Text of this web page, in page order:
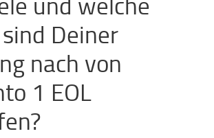
Deiner
nach von
1 EOL